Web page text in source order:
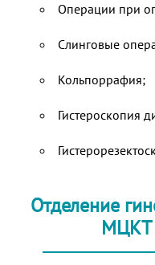
Операции при
Слинговые
Кольпоррафия;
Гистероскопия
Отделение
МЦКТ